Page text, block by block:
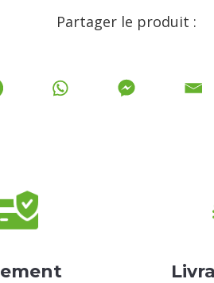
Partager le produit :